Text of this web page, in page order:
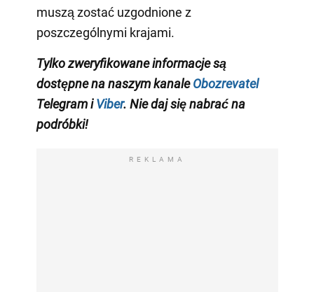
muszą zostać uzgodnione z
poszczególnymi krajami.
Tylko zweryfikowane informacje są
dostępne na naszym kanaleObozrevatel
Telegram iViber. Nie daj się nabrać na
podróbki!
REKLAMA